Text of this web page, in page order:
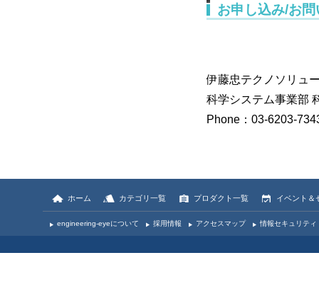
お申し込み/お
伊藤忠テクノソリュ
科学システム事業部
Phone：03-6203-
ホーム カテゴリ一覧 プロダクト一覧 イベント＆
engineering-eyeについて 採用情報 アクセスマップ 情報セキュリテ